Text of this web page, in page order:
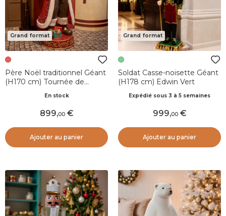
Grand format
Père Noël traditionnel Géant
(H170 cm) Tournée de
En stock
899,00
Ajouter au panier
Grand format
Soldat Casse-noisette Géant
(H178 cm) Edwin Vert
Expédié sous 3 à 5 semaines
999,00
Ajouter au panier